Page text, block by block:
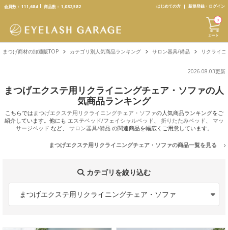
text.skipToContent
text.skipToNavigation
会員数： 111,684 商品数： 1,082,582 はじめての方 新規登録・ログイン
カート
0
まつげ商材の卸通販TOP カテゴリ別人気商品ランキング サロン器具/備品 リクライ
2026.08.03更新
まつげエクステ用リクライニングチェア・ソファの人
気商品ランキング
こちらでは まつげエクステ用リクライニングチェア・ソファの人気商品ランキングをご
紹介しています。他にも エステベッド/フェイシャルベッド、 折りたたみベッド、 マッ
サージベッド など、 サロン器具/備品の関連商品を幅広くご用意しています。
まつげエクステ用リクライニングチェア・ソファの商品一覧を見る
カテゴリを絞り込む
まつげエクステ用リクライニングチェア・ソファ